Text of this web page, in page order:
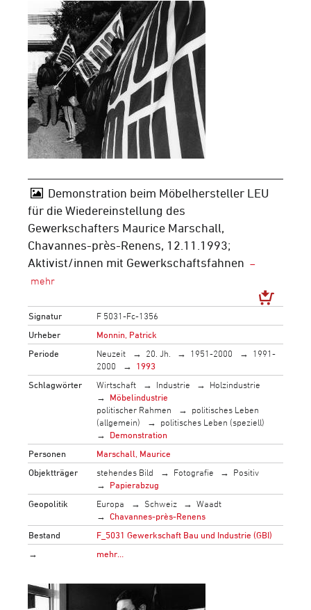
Demonstration beim Möbelhersteller LEU
für die Wiedereinstellung des
Gewerkschafters Maurice Marschall,
Chavannes-près-Renens, 12.11.1993;
Aktivist/innen mit Gewerkschaftsfahnen
Signatur
F 5031-Fc-1356
Urheber
Monnin, Patrick
Periode
Neuzeit 20. Jh. 1951-2000
1991-
2000
1993
Schlagwörter
Wirtschaft Industrie
Holzindustrie
Möbelindustrie
politischer Rahmen
politisches Leben
(allgemein)
politisches Leben (speziell)
Demonstration
Personen
Marschall, Maurice
Objektträger
stehendes Bild Fotografie
Positiv
Papierabzug
Geopolitik
Europa Schweiz
Waadt
Chavannes-près-Renens
Bestand
F_5031 Gewerkschaft Bau und Industrie (GBI)
→
mehr…